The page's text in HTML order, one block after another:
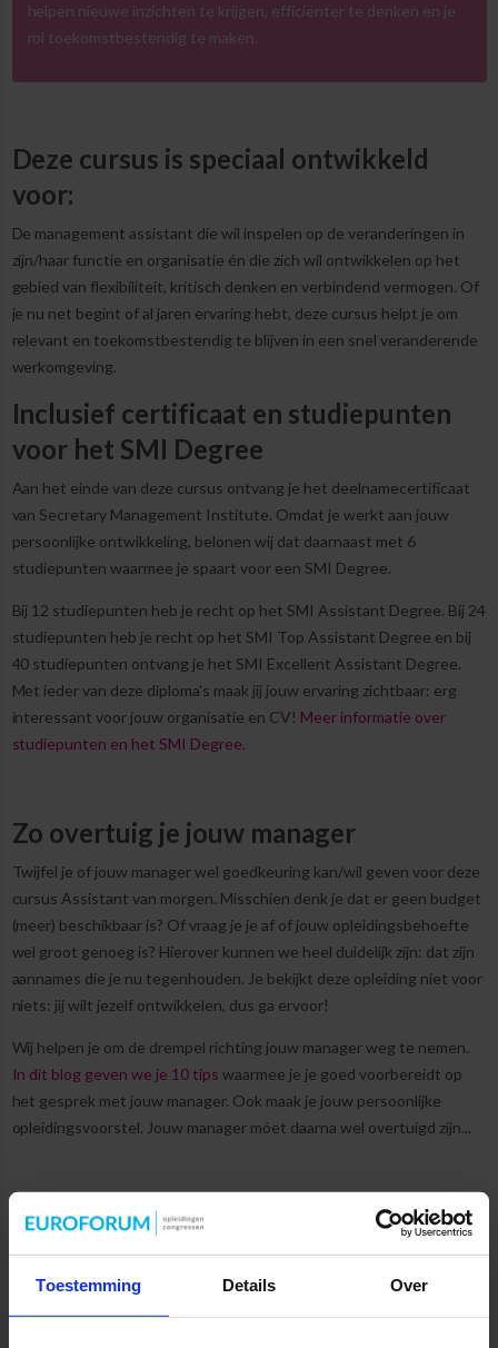
Toestemming Details Over
helpen nieuwe inzichten te krijgen, efficiënter te denken en je
rol toekomstbestendig te maken.
Deze cursus is speciaal ontwikkeld
voor:
De management assistant die wil inspelen op de veranderingen in
zijn/haar functie en organisatie én die zich wil ontwikkelen op het
gebied van flexibiliteit, kritisch denken en verbindend vermogen. Of
je nu net begint of al jaren ervaring hebt, deze cursus helpt je om
relevant en toekomstbestendig te blijven in een snel veranderende
werkomgeving.
Inclusief certificaat en studiepunten
voor het SMI Degree
Aan het einde van deze cursus ontvang je het deelnamecertificaat
van Secretary Management Institute. Omdat je werkt aan jouw
persoonlijke ontwikkeling, belonen wij dat daarnaast met 6
studiepunten waarmee je spaart voor een SMI Degree.
Bij 12 studiepunten heb je recht op het SMI Assistant Degree. Bij 24
studiepunten heb je recht op het SMI Top Assistant Degree en bij
40 studiepunten ontvang je het SMI Excellent Assistant Degree.
Met ieder van deze diploma's maak jij jouw ervaring zichtbaar: erg
interessant voor jouw organisatie en CV! Meer informatie over
studiepunten en het SMI Degree.
Zo overtuig je jouw manager
Twijfel je of jouw manager wel goedkeuring kan/wil geven voor deze
cursus Assistant van morgen. Misschien denk je dat er geen budget
(meer) beschikbaar is? Of vraag je je af of jouw opleidingsbehoefte
wel groot genoeg is? Hierover kunnen we heel duidelijk zijn: dat zijn
aannames die je nu tegenhouden. Je bekijkt deze opleiding niet voor
niets: jij wilt jezelf ontwikkelen, dus ga ervoor!
Wij helpen je om de drempel richting jouw manager weg te nemen.
In dit blog geven we je 10 tips waarmee je je goed voorbereidt op
het gesprek met jouw manager. Ook maak je jouw persoonlijke
opleidingsvoorstel. Jouw manager móet daarna wel overtuigd zijn...
Vind je dit ook interessant?